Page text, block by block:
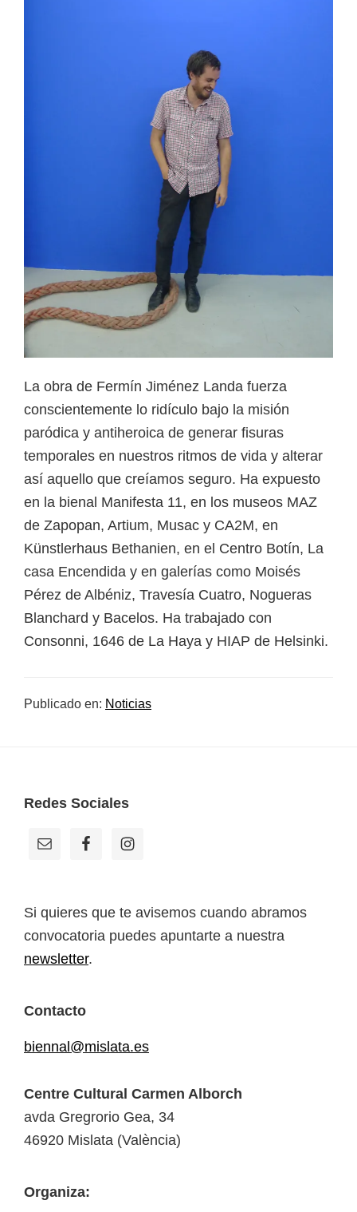
La obra de Fermín Jiménez Landa fuerza
conscientemente lo ridículo bajo la misión
paródica y antiheroica de generar fisuras
temporales en nuestros ritmos de vida y alterar
así aquello que creíamos seguro. Ha expuesto
en la bienal Manifesta 11, en los museos MAZ
de Zapopan, Artium, Musac y CA2M, en
Künstlerhaus Bethanien, en el Centro Botín, La
casa Encendida y en galerías como Moisés
Pérez de Albéniz, Travesía Cuatro, Nogueras
Blanchard y Bacelos. Ha trabajado con
Consonni, 1646 de La Haya y HIAP de Helsinki.
Publicado en: Noticias
Footer
Redes Sociales
Si quieres que te avisemos cuando abramos
convocatoria puedes apuntarte a nuestra
newsletter.
Contacto
biennal@mislata.es
Centre Cultural Carmen Alborch
avda Gregrorio Gea, 34
46920 Mislata (València)
Organiza: